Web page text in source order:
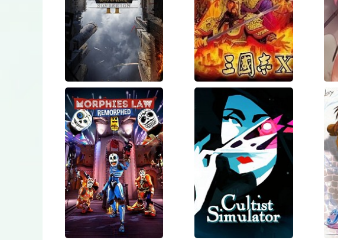
Knights of
Honor 2:
Sovereign
Romance of
the Three
Kingdoms 10